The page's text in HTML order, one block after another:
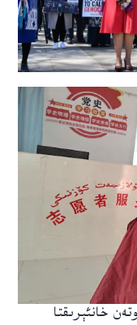
خانئېرىقتا